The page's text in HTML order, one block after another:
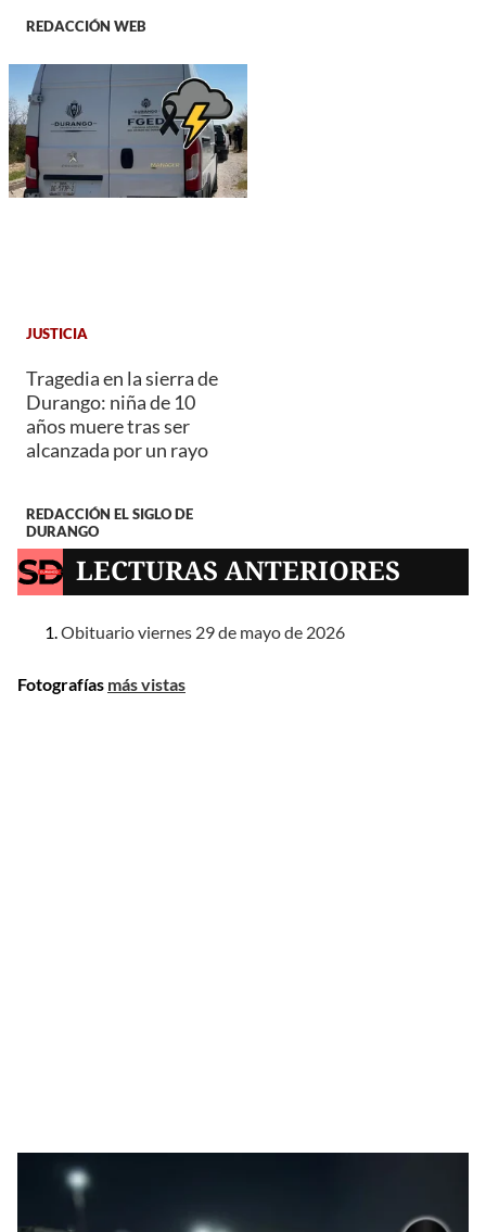
REDACCIÓN WEB
JUSTICIA
Tragedia en la sierra de
Durango: niña de 10
años muere tras ser
alcanzada por un rayo
REDACCIÓN EL SIGLO DE
DURANGO
LECTURAS ANTERIORES
Obituario viernes 29 de mayo de 2026
Fotografías más vistas